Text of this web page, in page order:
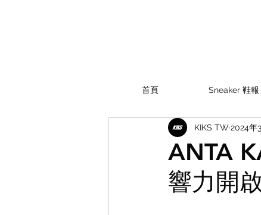
首頁 Sneaker 鞋報
ANTA
響力開
KIKS TW2024年